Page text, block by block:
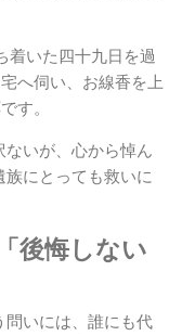
着いた四十九日を過
へ伺い、お線香を上
す。
いが、心から悼ん
にとっても救いに
後悔しない
問いには、誰にも代